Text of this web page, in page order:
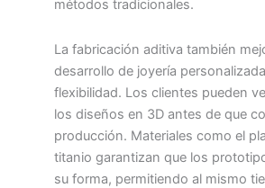
métodos tradicionales.
La fabricación aditiva también
desarrollo de joyería
flexibilidad. Los clientes pueden
los diseños en 3D antes de que
producción. Materiales como el
titanio garantizan que los
su forma, permitiendo al mismo